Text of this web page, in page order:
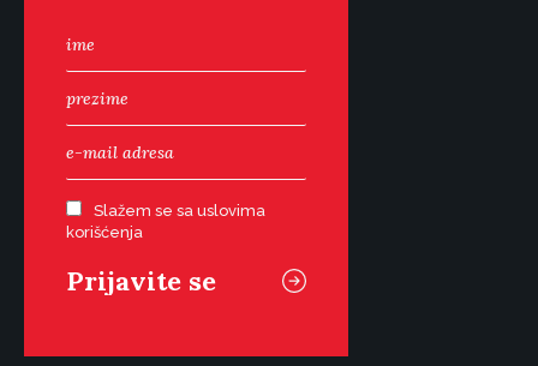
Slažem se sa uslovima
korišćenja